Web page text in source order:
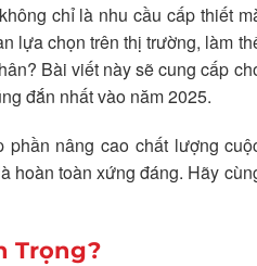
không chỉ là nhu cầu cấp thiết
lựa chọn trên thị trường, làm
Bài viết này sẽ cung cấp
đắn nhất vào năm 2025.
nâng cao chất lượng
hoàn toàn xứng đáng. Hãy
Trọng?